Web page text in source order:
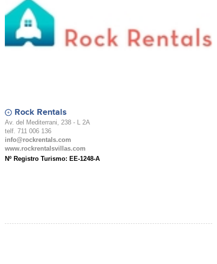
Rock Rentals
Av. del Mediterrani, 238 - L 2A
telf. 711 006 136
info@rockrentals.com
www.rockrentalsvillas.com
Nº Registro Turismo: EE-1248-A